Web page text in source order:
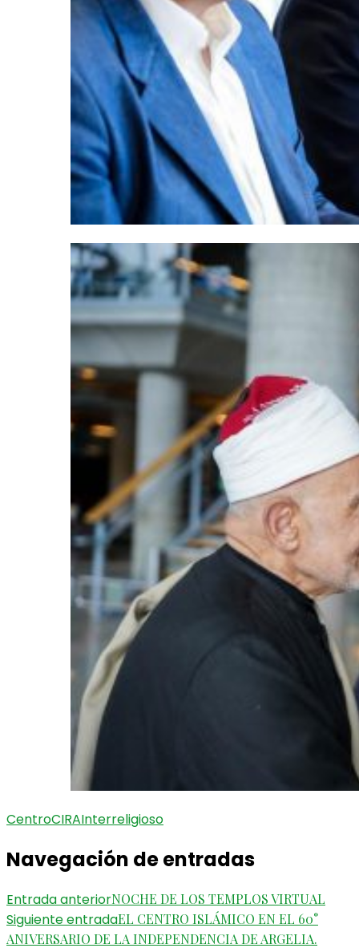
CentroCIRAInterreligioso
Navegación de entradas
Entrada anteriorNOCHE DE LOS TEMPLOS VIRTUAL
Siguiente entradaEL CENTRO ISLÁMICO EN EL 60°
ANIVERSARIO DE LA INDEPENDENCIA DE ARGELIA.